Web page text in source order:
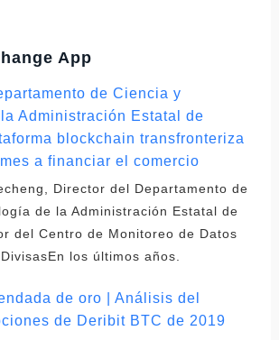
App
de Ciencia y
Administración Estatal de
blockchain transfronteriza
a financiar el comercio
Director del Departamento de
de la Administración Estatal de
del Centro de Monitoreo de Datos
los últimos años.
de oro | Análisis del
de Deribit BTC de 2019